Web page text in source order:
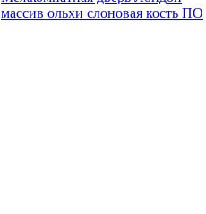
массив ольхи слоновая кость ПО